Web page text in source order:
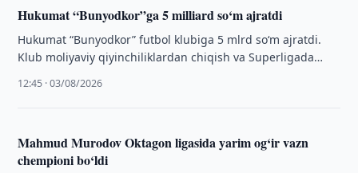
Hukumat “Bunyodkor”ga 5 milliard so‘m ajratdi
Hukumat “Bunyodkor” futbol klubiga 5 mlrd so‘m ajratdi.
Klub moliyaviy qiyinchiliklardan chiqish va Superligada
12:45 · 03/08/2026
Mahmud Murodov Oktagon ligasida yarim og‘ir vazn
chempioni bo‘ldi